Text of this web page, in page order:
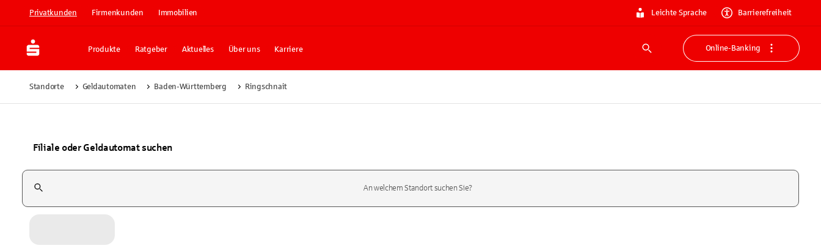
Privatkunden Firmenkunden Immobilien Leichte Sprache Barrierefreiheit
Produkte Ratgeber Aktuelles Über uns Karriere
Suche
Online-Banking
Standorte Geldautomaten Baden-Württemberg Ringschnait
Filiale oder Geldautomat suchen
Suchfeld